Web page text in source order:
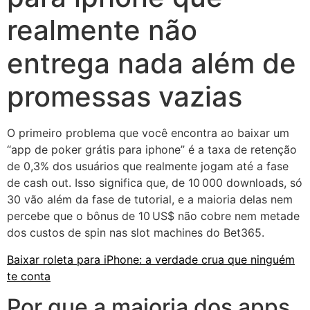
realmente não
entrega nada além de
promessas vazias
O primeiro problema que você encontra ao baixar um
“app de poker grátis para iphone” é a taxa de retenção
de 0,3% dos usuários que realmente jogam até a fase
de cash out. Isso significa que, de 10 000 downloads, só
30 vão além da fase de tutorial, e a maioria delas nem
percebe que o bônus de 10 US$ não cobre nem metade
dos custos de spin nas slot machines do Bet365.
Baixar roleta para iPhone: a verdade crua que ninguém
te conta